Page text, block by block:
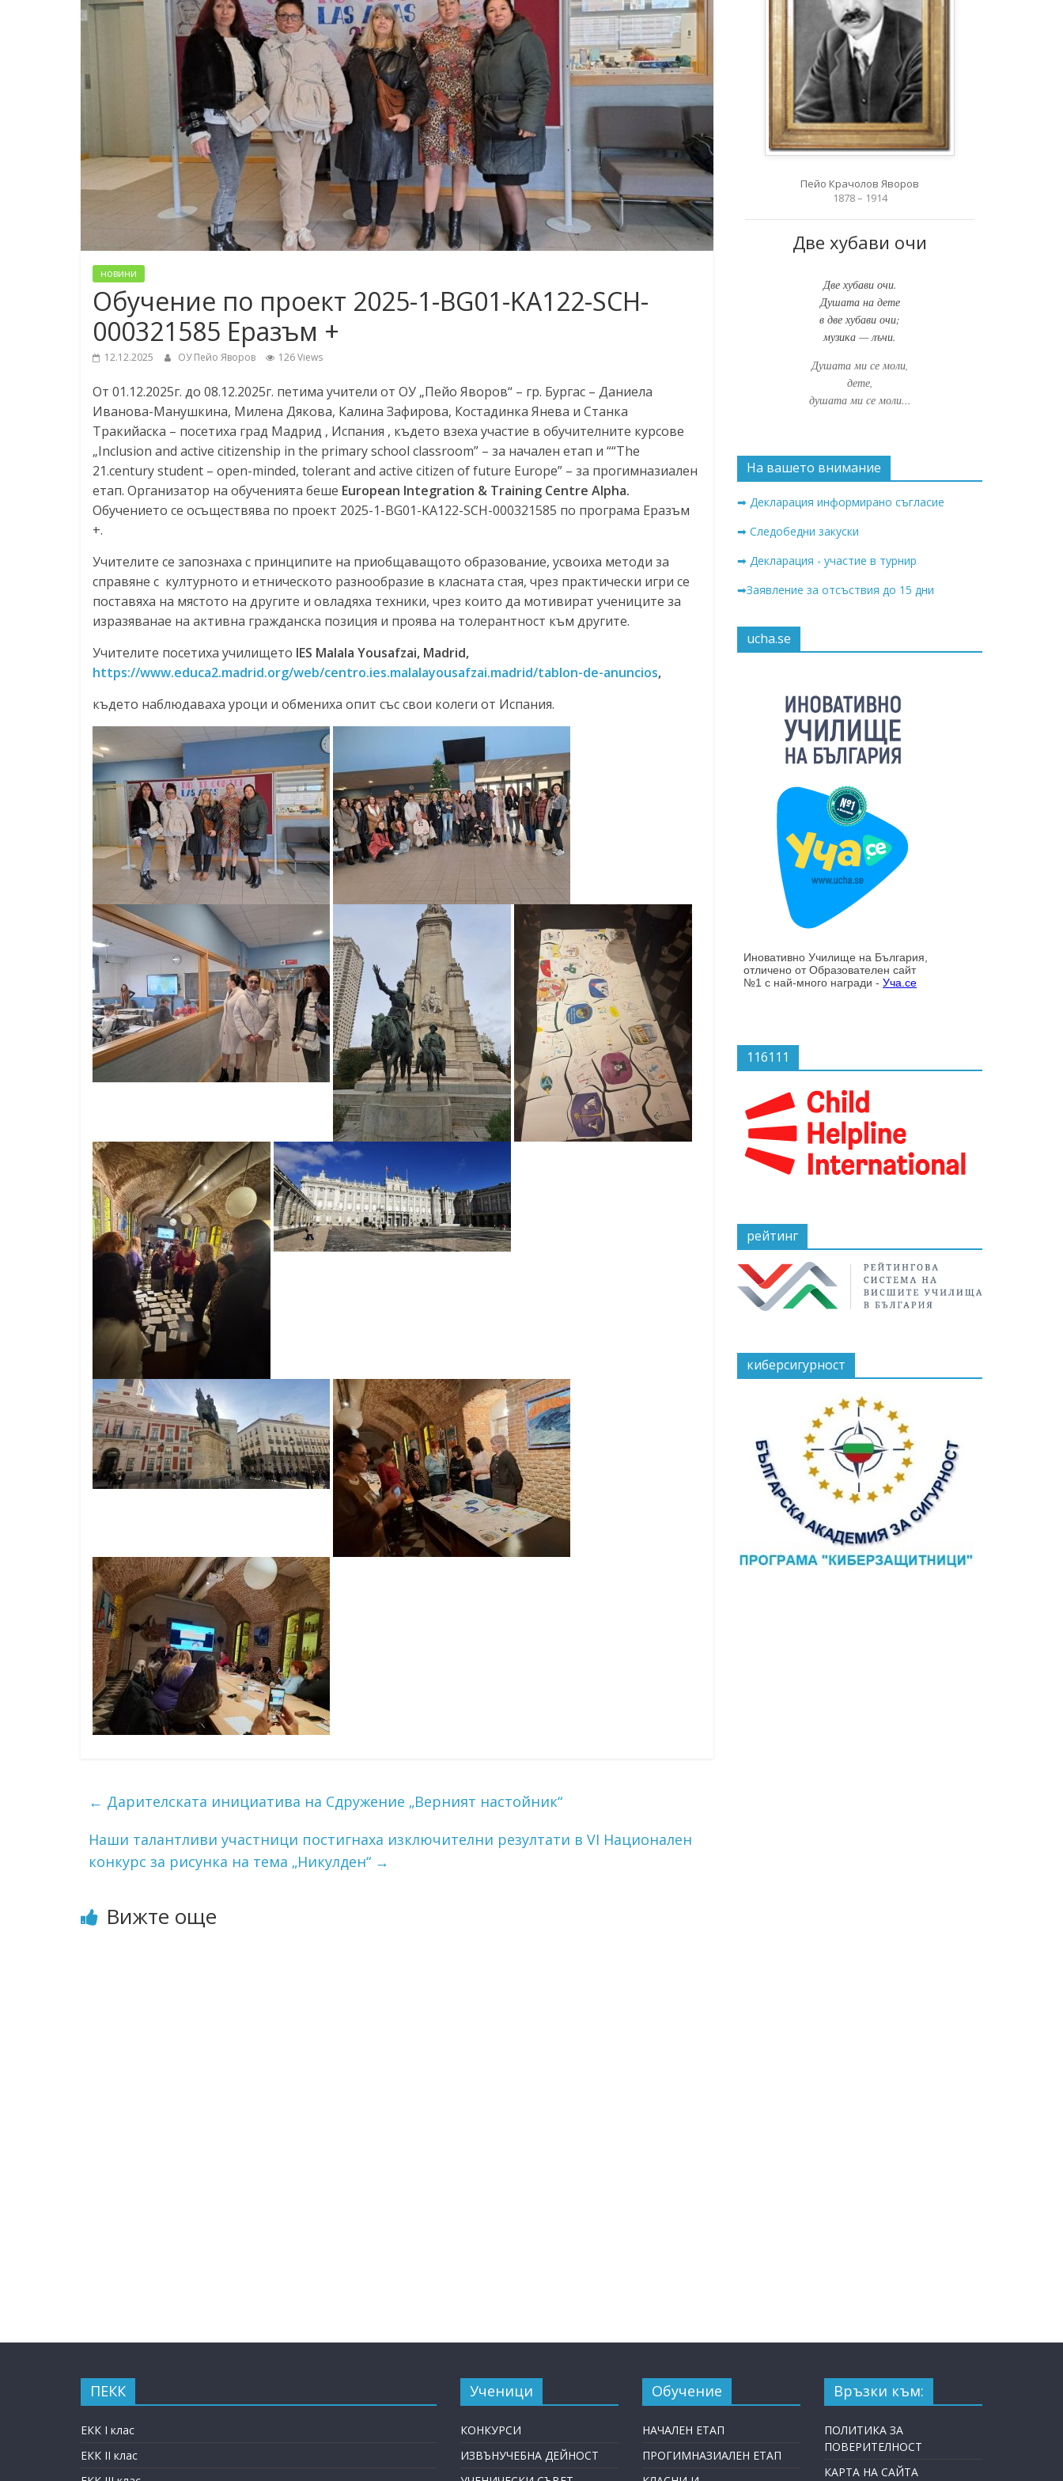
новини
Обучение по проект 2025-1-BG01-KA122-SCH-
000321585 Еразъм +
12.12.2025 ОУ Пейо Яворов 126 Views
От 01.12.2025г. до 08.12.2025г. петима учители от ОУ „Пейо Яворов“ – гр. Бургас – Даниела
Иванова-Манушкина, Милена Дякова, Калина Зафирова, Костадинка Янева и Станка
Тракийаска – посетиха град Мадрид , Испания , където взеха участие в обучителните курсове
„Inclusion and active citizenship in the primary school classroom” – за начален етап и ““The
21.century student – open-minded, tolerant and active citizen of future Europe” – за прогимназиален
етап. Организатор на обученията беше European Integration & Training Centre Alpha.
Обучението се осъществява по проект 2025-1-BG01-KA122-SCH-000321585 по програма Еразъм
+.
Учителите се запознаха с принципите на приобщаващото образование, усвоиха методи за
справяне с културното и етническото разнообразие в класната стая, чрез практически игри се
поставяха на мястото на другите и овладяха техники, чрез които да мотивират учениците за
изразяванае на активна гражданска позиция и проява на толерантност към другите.
Учителите посетиха училището IES Malala Yousafzai, Madrid,
https://www.educa2.madrid.org/web/centro.ies.malalayousafzai.madrid/tablon-de-anuncios,
където наблюдаваха уроци и обмениха опит със свои колеги от Испания.
← Дарителската инициатива на Сдружение „Верният настойник“
Наши талантливи участници постигнаха изключителни резултати в VI Национален
конкурс за рисунка на тема „Никулден“ →
Вижте още
Пейо Крачолов Яворов
1878 – 1914
Две хубави очи
Две хубави очи.
Душата на дете
в две хубави очи;
музика — лъчи.
Душата ми се моли,
дете,
душата ми се моли...
На вашето внимание
➡ Декларация информирано съгласие
➡ Следобедни закуски
➡ Декларация - участие в турнир
➡Заявление за отсъствия до 15 дни
ucha.se
116111
рейтинг
киберсигурност
ПЕКК
ЕКК I клас
ЕКК II клас
Ученици
КОНКУРСИ
ИЗВЪНУЧЕБНА ДЕЙНОСТ
Обучение
НАЧАЛЕН ЕТАП
ПРОГИМНАЗИАЛЕН ЕТАП
Връзки към:
ПОЛИТИКА ЗА
ПОВЕРИТЕЛНОСТ
КАРТА НА САЙТА